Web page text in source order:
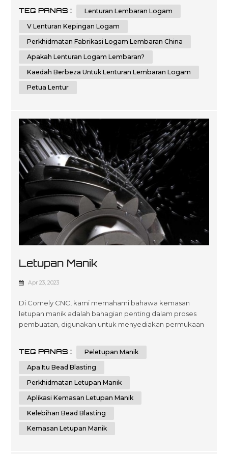
membantu anda mencapai hasil yang sempurna. Dalam
panduan komprehensif ini, kami akan memberikan anda
arahan langkah demi langkah dan petua penting tentang
TEG PANAS :
Lenturan Lembaran Logam
V Lenturan Kepingan Logam
Perkhidmatan Fabrikasi Logam Lembaran China
Apakah Lenturan Logam Lembaran?
Kaedah Berbeza Untuk Lenturan Lembaran Logam
Petua Lentur
Letupan Manik
Apr 23, 2023
Di Comely CNC, kami memahami bahawa kemasan
letupan manik adalah bahagian penting dalam proses
pembuatan, digunakan untuk menyediakan permukaan
komprehensif untuk letupan manik, memperincikan
semua yang anda perlu ketahui untuk mencapai hasil
TEG PANAS :
Peletupan Manik
Apa Itu Bead Blasting
Perkhidmatan Letupan Manik
Aplikasi Kemasan Letupan Manik
Kelebihan Bead Blasting
Kemasan Letupan Manik